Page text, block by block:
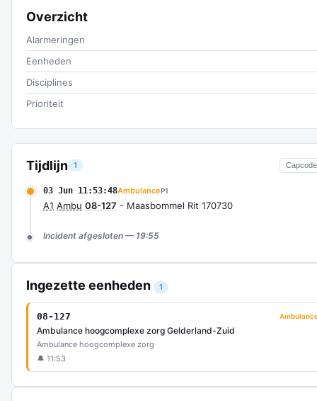
Tijdlijn 1
03 Jun 11:53:48AmbulanceP1
A1 Ambu 08-127 - Maasbommel Rit 170730
Incident afgesloten — 19:55
Ingezette eenheden 1
08-127
Ambulance hoogcomplexe zorg Gelderland-Zuid
Ambulance hoogcomplexe zorg
🔔 11:53
Overzicht
Alarmeringen
Eenheden
Disciplines
Prioriteit